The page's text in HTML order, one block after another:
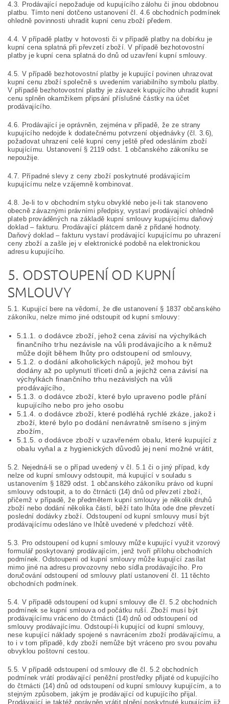
4.3. Prodávající nepožaduje od kupujícího zálohu či jinou obdobnou
platbu. Tímto není dotčeno ustanovení čl. 4.6 obchodních podmínek
ohledně povinnosti uhradit kupní cenu zboží předem.
4.4. V případě platby v hotovosti či v případě platby na dobírku je
kupní cena splatná při převzetí zboží. V případě bezhotovostní
platby je kupní cena splatná do dnů od uzavření kupní smlouvy.
4.5. V případě bezhotovostní platby je kupující povinen uhrazovat
kupní cenu zboží společně s uvedením variabilního symbolu platby.
V případě bezhotovostní platby je závazek kupujícího uhradit kupní
cenu splněn okamžikem připsání příslušné částky na účet
prodávajícího.
4.6. Prodávající je oprávněn, zejména v případě, že ze strany
kupujícího nedojde k dodatečnému potvrzení objednávky (čl. 3.6),
požadovat uhrazení celé kupní ceny ještě před odesláním zboží
kupujícímu. Ustanovení § 2119 odst. 1 občanského zákoníku se
nepoužije.
4.7. Případné slevy z ceny zboží poskytnuté prodávajícím
kupujícímu nelze vzájemně kombinovat.
4.8. Je-li to v obchodním styku obvyklé nebo je-li tak stanoveno
obecně závaznými právními předpisy, vystaví prodávající ohledně
plateb prováděných na základě kupní smlouvy kupujícímu daňový
doklad – fakturu. Prodávající plátcem daně z přidané hodnoty.
Daňový doklad – fakturu vystaví prodávající kupujícímu po uhrazení
ceny zboží a zašle jej v elektronické podobě na elektronickou
adresu kupujícího.
5. ODSTOUPENÍ OD KUPNÍ
SMLOUVY
5.1. Kupující bere na vědomí, že dle ustanovení § 1837 občanského
zákoníku, nelze mimo jiné odstoupit od kupní smlouvy:
5.1.1. o dodávce zboží, jehož cena závisí na výchylkách
finančního trhu nezávisle na vůli prodávajícího a k němuž
může dojít během lhůty pro odstoupení od smlouvy,
5.1.2. o dodání alkoholických nápojů, jež mohou být
dodány až po uplynutí třiceti dnů a jejichž cena závisí na
výchylkách finančního trhu nezávislých na vůli
prodávajícího,
5.1.3. o dodávce zboží, které bylo upraveno podle přání
kupujícího nebo pro jeho osobu
5.1.4. o dodávce zboží, které podléhá rychlé zkáze, jakož i
zboží, které bylo po dodání nenávratně smíseno s jiným
zbožím,
5.1.5. o dodávce zboží v uzavřeném obalu, které kupující z
obalu vyňal a z hygienických důvodů jej není možné vrátit,
5.2. Nejedná-li se o případ uvedený v čl. 5.1 či o jiný případ, kdy
nelze od kupní smlouvy odstoupit, má kupující v souladu s
ustanovením § 1829 odst. 1 občanského zákoníku právo od kupní
smlouvy odstoupit, a to do čtrnácti (14) dnů od převzetí zboží,
přičemž v případě, že předmětem kupní smlouvy je několik druhů
zboží nebo dodání několika částí, běží tato lhůta ode dne převzetí
poslední dodávky zboží. Odstoupení od kupní smlouvy musí být
prodávajícímu odesláno ve lhůtě uvedené v předchozí větě.
5.3. Pro odstoupení od kupní smlouvy může kupující využit vzorový
formulář poskytovaný prodávajícím, jenž tvoří přílohu obchodních
podmínek. Odstoupení od kupní smlouvy může kupující zasílat
mimo jiné na adresu provozovny nebo sídla prodávajícího. Pro
doručování odstoupení od smlouvy platí ustanovení čl. 11 těchto
obchodních podmínek.
5.4. V případě odstoupení od kupní smlouvy dle čl. 5.2 obchodních
podmínek se kupní smlouva od počátku ruší. Zboží musí být
prodávajícímu vráceno do čtrnácti (14) dnů od odstoupení od
smlouvy prodávajícímu. Odstoupí-li kupující od kupní smlouvy,
nese kupující náklady spojené s navrácením zboží prodávajícímu, a
to i v tom případě, kdy zboží nemůže být vráceno pro svou povahu
obvyklou poštovní cestou.
5.5. V případě odstoupení od smlouvy dle čl. 5.2 obchodních
podmínek vrátí prodávající peněžní prostředky přijaté od kupujícího
do čtrnácti (14) dnů od odstoupení od kupní smlouvy kupujícím, a to
stejným způsobem, jakým je prodávající od kupujícího přijal.
Prodávající je taktéž oprávněn vrátit plnění poskytnuté kupujícím již